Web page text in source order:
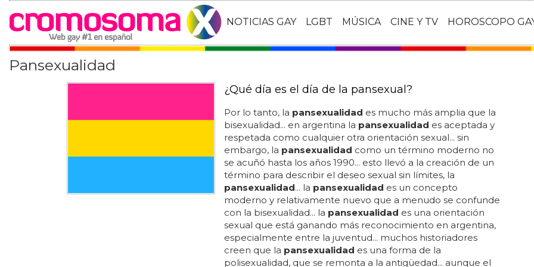
NOTICIAS GAY LGBT MÚSICA CINE Y TV HOROSCOPO
Pansexualidad
¿Qué día es el día de la pansexual?
Por lo tanto, la pansexualidad es mucho más amplia que la
bisexualidad... en argentina la pansexualidad es aceptada y
respetada como cualquier otra orientación sexual... sin
embargo, la pansexualidad como un término moderno no
se acuñó hasta los años 1990... esto llevó a la creación de un
término para describir el deseo sexual sin límites, la
pansexualidad... la pansexualidad es un concepto
moderno y relativamente nuevo que a menudo se confunde
con la bisexualidad... la pansexualidad es una orientación
sexual que está ganando más reconocimiento en argentina,
especialmente entre la juventud... muchos historiadores
creen que la pansexualidad es una forma de la
polisexualidad, que se remonta a la antigüedad... aunque el